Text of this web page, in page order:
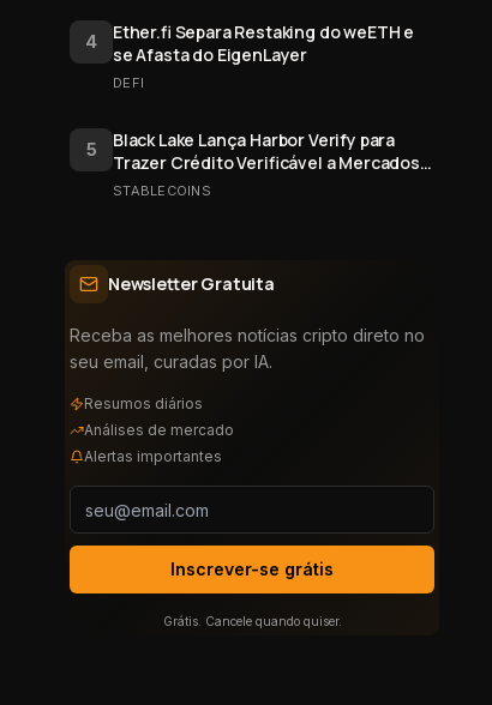
4
Ether.fi Separa Restaking do weETH e
se Afasta do EigenLayer
DEFI
5
Black Lake Lança Harbor Verify para
Trazer Crédito Verificável a Mercados
Onchain
STABLECOINS
Newsletter Gratuita
Receba as melhores notícias cripto direto no
seu email, curadas por IA.
Resumos diários
Análises de mercado
Alertas importantes
Inscrever-se grátis
Grátis. Cancele quando quiser.